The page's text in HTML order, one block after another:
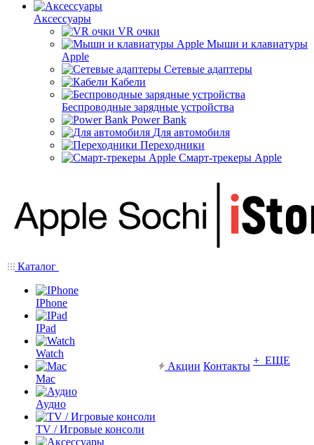
Аксессуары
VR очки
Мыши и клавиатуры
Apple
Сетевые адаптеры
Кабели
Беспроводные зарядные устройства
Power Bank
Для автомобиля
Переходники
Смарт-трекеры Apple
Каталог
IPhone
IPad
Watch
Mac
Аудио
TV / Игровые консоли
Акции Контакты + ЕЩЕ